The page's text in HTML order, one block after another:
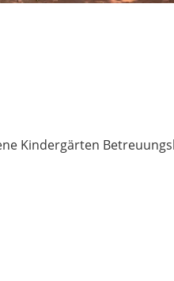
Kindergärten